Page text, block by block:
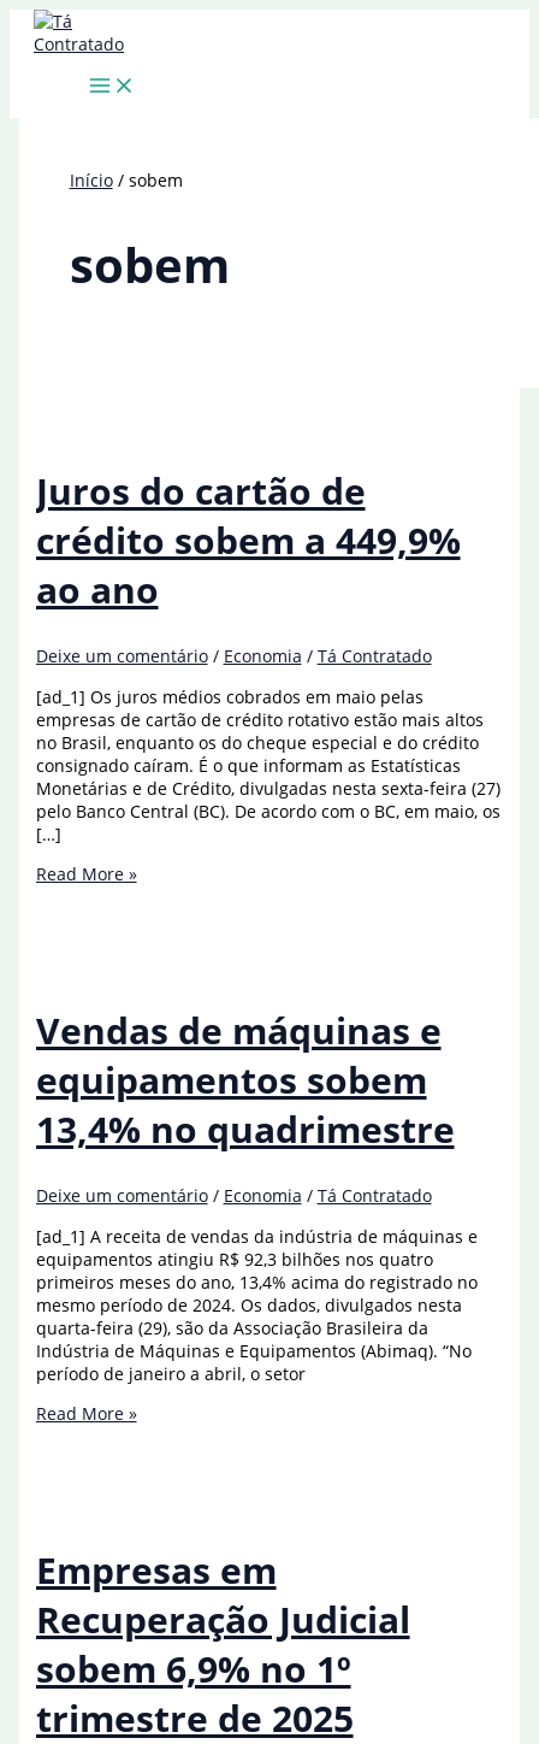
para
Início sobem
sobem
Juros do cartão de
crédito sobem a 449,9%
ao ano
Deixe um comentário / Economia / Tá Contratado
[ad_1] Os juros médios cobrados em maio pelas
empresas de cartão de crédito rotativo estão mais altos
no Brasil, enquanto os do cheque especial e do crédito
consignado caíram. É o que informam as Estatísticas
Monetárias e de Crédito, divulgadas nesta sexta-feira (27)
pelo Banco Central (BC). De acordo com o BC, em maio, os
[…]
Juros
449,9%
ao
ano
Read More »
Vendas de máquinas e
equipamentos sobem
13,4% no quadrimestre
Deixe um comentário / Economia / Tá Contratado
[ad_1] A receita de vendas da indústria de máquinas e
equipamentos atingiu R$ 92,3 bilhões nos quatro
primeiros meses do ano, 13,4% acima do registrado no
mesmo período de 2024. Os dados, divulgados nesta
quarta-feira (29), são da Associação Brasileira da
Indústria de Máquinas e Equipamentos (Abimaq). “No
período de janeiro a abril, o setor
Vendas
no
quadrimestre
Read More »
Empresas em
Recuperação Judicial
sobem 6,9% no 1º
trimestre de 2025